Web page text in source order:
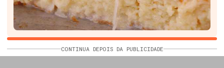
CONTINUA DEPOIS DA PUBLICIDADE